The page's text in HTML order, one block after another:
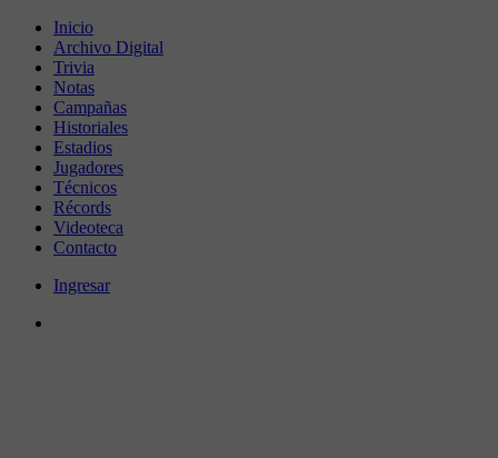
Inicio
Archivo Digital
Trivia
Notas
Campañas
Historiales
Estadios
Jugadores
Técnicos
Récords
Videoteca
Contacto
Ingresar